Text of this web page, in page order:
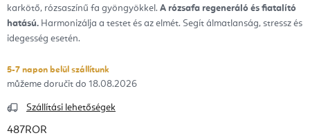
karkötő, rózsaszínű fa gyöngyökkel. A rózsafa regeneráló és fiatalító
hatású. Harmonizálja a testet és az elmét. Segít álmatlanság, stressz és
idegesség esetén.
5-7 napon belül szállítunk
18.08.2026
Szállítási lehetőségek
487ROR